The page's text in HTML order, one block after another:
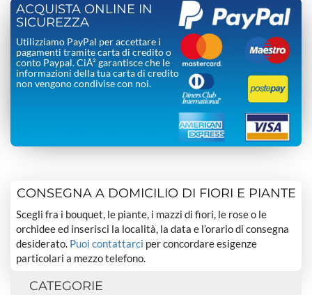
ACQUISTA ONLINE IN
SICUREZZA
Utilizziamo PayPal per accettare i
pagamenti tramite carta di credito o
conto Paypal. CiÃ² garantisce che le
informazioni della tua carta di credito
non vengono condivise con noi.
CONSEGNA A DOMICILIO DI FIORI E PIANTE
Scegli fra i bouquet, le piante, i mazzi di fiori, le rose o le
orchidee ed inserisci la località, la data e l’orario di consegna
desiderato. Puoi contattarci per concordare esigenze
particolari a mezzo telefono.
CATEGORIE